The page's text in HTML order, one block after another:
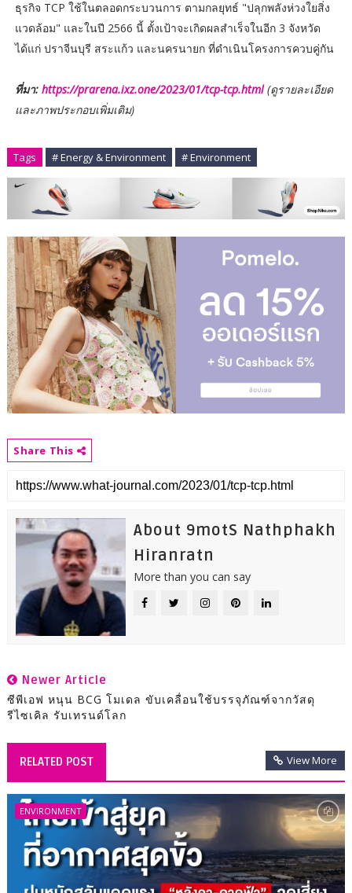
ธุรกิจ TCP ใช้ในตลอดกระบวนการ ตามกลยุทธ์ "ปลุกพลังห่วงใยสิ่ง
แวดล้อม" และในปี 2566 นี้ ตั้งเป้าจะเกิดผลสำเร็จในอีก 3 จังหวัด
ได้แก่ ปราจีนบุรี สระแก้ว และนครนายก ที่ดำเนินโครงการควบคู่กัน
ที่มา: https://prarena.ixz.one/2023/01/tcp-tcp.html(ดูรายละเอียด
และภาพประกอบเพิ่มเติม)
Tags # Energy & Environment # Environment
Share This
About 9motS Nathphakh
Hiranratn
More than you can say
Newer Article
ซีพีเอฟ หนุน BCG โมเดล ขับเคลื่อนใช้บรรจุภัณฑ์จากวัสดุ
รีไซเคิล รับเทรนด์โลก
RELATED POST View More
ENVIRONMENT